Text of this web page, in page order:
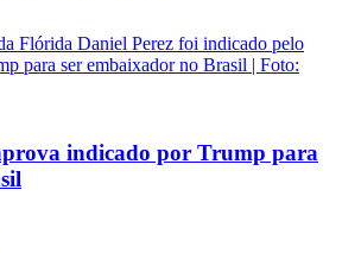
indicado por Trump para